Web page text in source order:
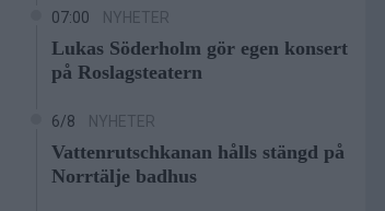
07:00 NYHETER
Lukas Söderholm gör egen konsert
på Roslagsteatern
6/8 NYHETER
Vattenrutschkanan hålls stängd på
Norrtälje badhus